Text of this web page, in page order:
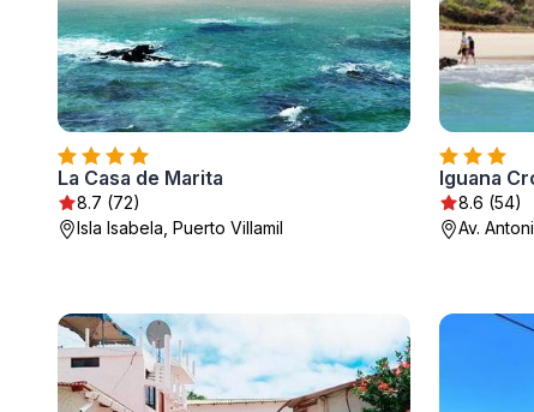
La Casa de Marita
8.7 (72)
Isla Isabela, Puerto Villamil
Iguana
8.6 (54)
Av.